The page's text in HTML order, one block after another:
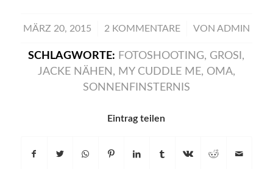
MÄRZ 20, 2015
/ 2 KOMMENTARE
/ VON ADMIN
SCHLAGWORTE: FOTOSHOOTING, GROSI ,
JACKE NÄHEN , MY CUDDLE ME, OMA,
SONNENFINSTERNIS
Eintrag teilen